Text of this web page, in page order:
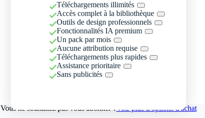
Téléchargements illimités
Accès complet à la bibliothèque
Outils de design professionnels
Fonctionnalités IA premium
Un pack par mois
Aucune attribution requise
Téléchargements plus rapides
Assistance prioritaire
Sans publicités
Vous ne souhaitez pas vous abonner ?Voir plus d'options d'achat